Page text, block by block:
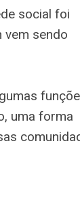
social foi
vem sendo
uma forma